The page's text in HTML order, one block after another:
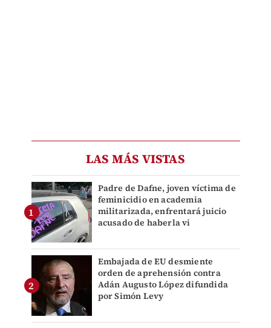
LAS MÁS VISTAS
Padre de Dafne, joven víctima de
feminicidio en academia
militarizada, enfrentará juicio
acusado de haberla vi
Embajada de EU desmiente
orden de aprehensión contra
Adán Augusto López difundida
por Simón Levy